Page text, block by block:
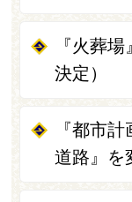
『火葬
決定）
『都市
道路』を